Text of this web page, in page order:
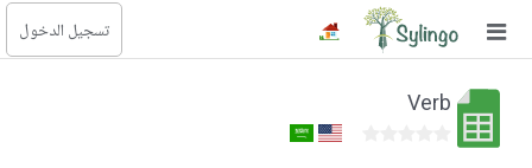
تسجيل الدخول
الصفحة الرئيسية
Verb